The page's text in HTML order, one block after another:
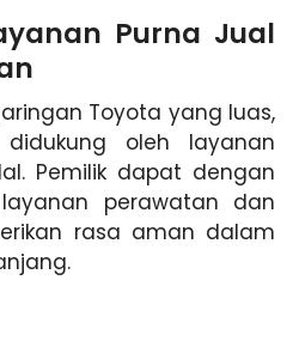
Purna Jual
Toyota yang luas,
oleh layanan
Pemilik dapat dengan
perawatan dan
rasa aman dalam